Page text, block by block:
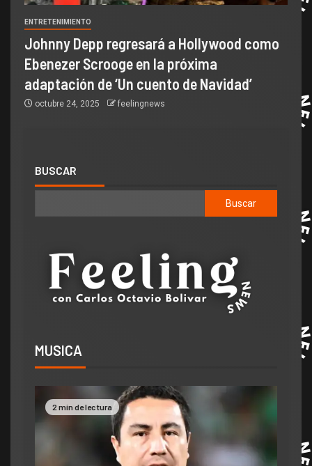
ENTRETENIMIENTO
Johnny Depp regresará a Hollywood como
Ebenezer Scrooge en la próxima
adaptación de ‘Un cuento de Navidad’
octubre 24, 2025 feelingnews
BUSCAR
Buscar
MUSICA
2 min de lectura